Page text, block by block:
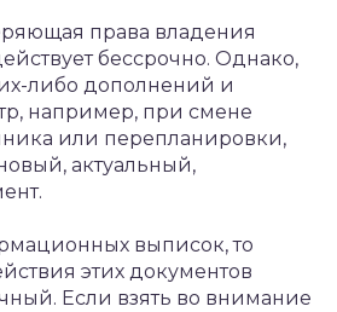
права владения
бессрочно. Однако,
либо дополнений и
например, при смене
или перепланировки,
актуальный,
выписок, то
этих документов
Если взять во внимание